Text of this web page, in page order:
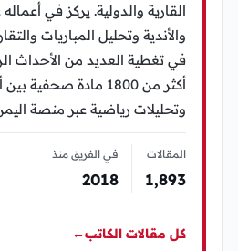
القارية والدولية. يركز في
والأندية وتحليل المباريات
في تغطية العديد من الأحداث
أكثر من 1800 مادة صحفية
وتحليلات رياضية عبر منصة
المقالات
1٬893
في الفريق منذ
2018
كل مقالات الكاتب←